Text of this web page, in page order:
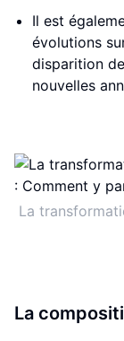
Il est
évolutions
disparition
nouvelles
La
La